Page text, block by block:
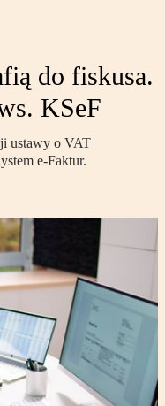
do fiskusa.
KSeF
ustawy o VAT
e-Faktur.